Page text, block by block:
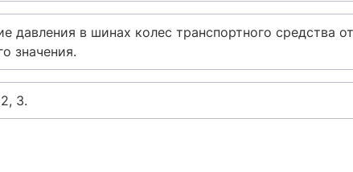
давления в шинах колес транспортного средства от
значения.
3.